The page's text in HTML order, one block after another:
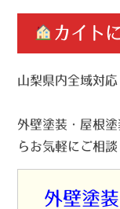
カイト
山梨県内全域対応
外壁塗装・屋根
らお気軽にご相
外壁塗